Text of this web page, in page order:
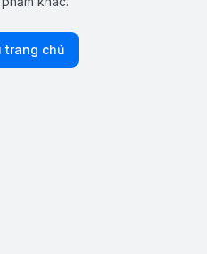
trang chủ